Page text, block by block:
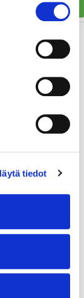
tiedot
TILL I VARUKORGEN